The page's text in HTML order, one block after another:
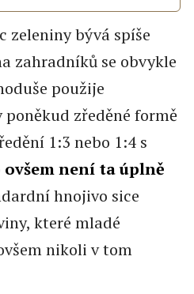
zeleniny bývá spíše
zahradníků se obvykle
použije
zředěné formě
1:3 nebo 1:4 s
ovšem není ta úplně
hnojivo sice
které mladé
nikoli v tom